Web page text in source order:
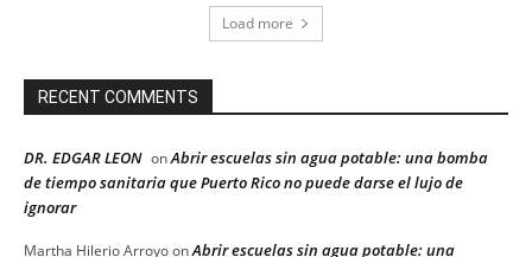
Load more
RECENT COMMENTS
DR. EDGAR LEON onAbrir escuelas sin agua potable: una bomba
de tiempo sanitaria que Puerto Rico no puede darse el lujo de
ignorar
Martha Hilerio ArroyoonAbrir escuelas sin agua potable: una